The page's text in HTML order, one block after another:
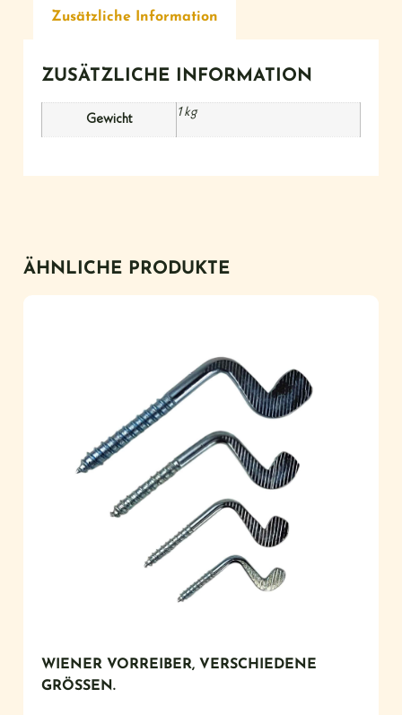
Zusätzliche Information
ZUSÄTZLICHE INFORMATION
Gewicht
1 kg
ÄHNLICHE PRODUKTE
WIENER VORREIBER, VERSCHIEDENE
GRÖSSEN.